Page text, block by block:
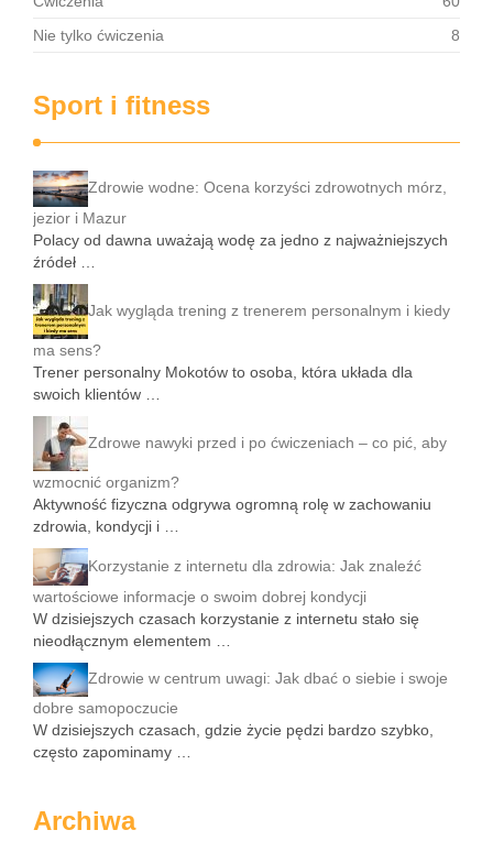
Nie tylko ćwiczenia
8
Sport i fitness
Zdrowie wodne: Ocena korzyści zdrowotnych mórz,
jezior i Mazur
Polacy od dawna uważają wodę za jedno z najważniejszych
źródeł …
Jak wygląda trening z trenerem personalnym i kiedy
ma sens?
Trener personalny Mokotów to osoba, która układa dla
swoich klientów …
Zdrowe nawyki przed i po ćwiczeniach – co pić, aby
wzmocnić organizm?
Aktywność fizyczna odgrywa ogromną rolę w zachowaniu
zdrowia, kondycji i …
Korzystanie z internetu dla zdrowia: Jak znaleźć
wartościowe informacje o swoim dobrej kondycji
W dzisiejszych czasach korzystanie z internetu stało się
nieodłącznym elementem …
Zdrowie w centrum uwagi: Jak dbać o siebie i swoje
dobre samopoczucie
W dzisiejszych czasach, gdzie życie pędzi bardzo szybko,
często zapominamy …
Archiwa